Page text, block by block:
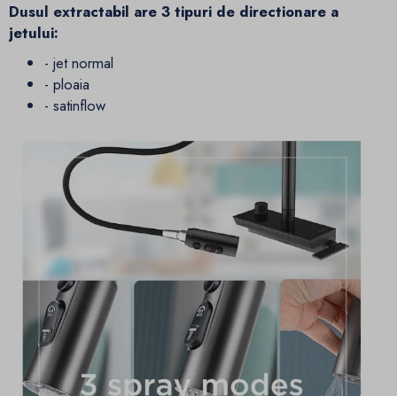
Dusul extractabil are 3 tipuri de directionare a
jetului:
- jet normal
- ploaia
- satinflow